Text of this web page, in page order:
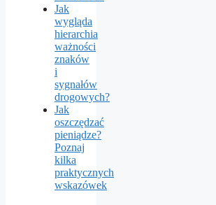
Jak
wygląda
hierarchia
ważności
znaków
i
sygnałów
drogowych?
Jak
oszczędzać
pieniądze?
Poznaj
kilka
praktycznych
wskazówek